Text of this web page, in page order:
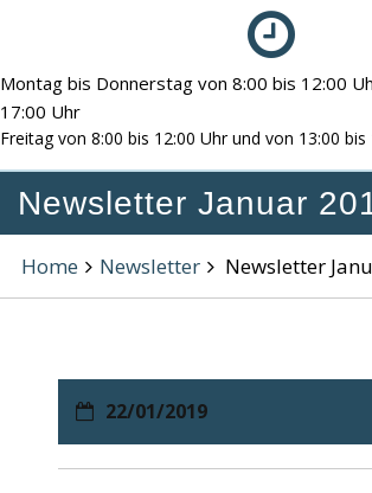
Montag bis Donnerstag von 8:00 bis 12:00
17:00 Uhr
Freitag von 8:00 bis 12:00 Uhr und von 13:00 bis
Newsletter Januar
Home Newsletter Newsletter
22/01/2019